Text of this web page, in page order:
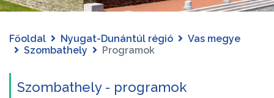
Főoldal Nyugat-Dunántúl régió
Vas megye
Szombathely
Programok
Szombathely - programok